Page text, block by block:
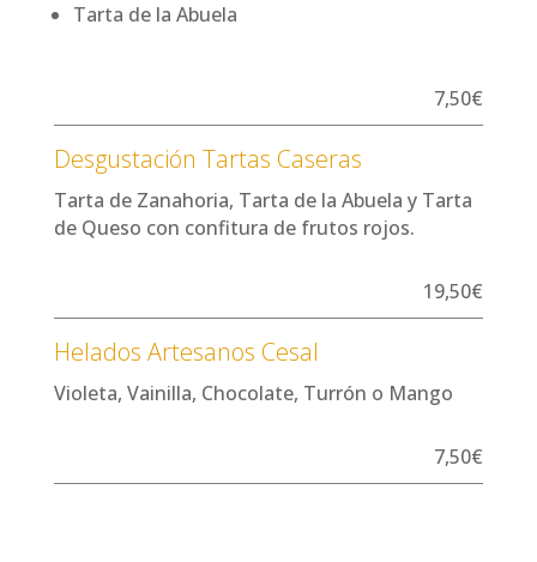
Tarta de la Abuela
7,50€
Desgustación Tartas Caseras
Tarta de Zanahoria, Tarta de la Abuela y Tarta
de Queso con confitura de frutos rojos.
19,50€
Helados Artesanos Cesal
Violeta, Vainilla, Chocolate, Turrón o Mango
7,50€